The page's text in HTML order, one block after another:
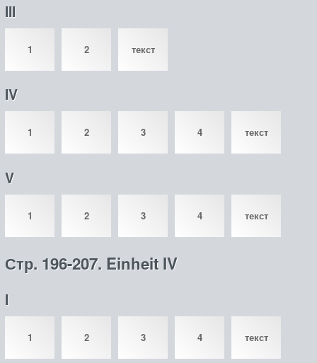
III
1 2 текст
IV
1 2 3 4 текст
V
1 2 3 4 текст
Стр. 196-207. Einheit IV
I
1 2 3 4 текст